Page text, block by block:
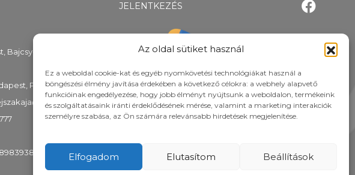
Az oldal sütiket használ
Ez a weboldal cookie-kat és egyéb nyomkövetési technológiákat használ a
böngészési élmény javítása érdekében a következő célokra: a webhely alapvető
funkcióinak engedélyezése, hogy jobb élményt nyújtsunk a weboldalon, termékeink
és szolgáltatásaink iránti érdeklődésének mérése, valamint a marketing interakciók
személyre szabása, az Ön számára relevánsabb hirdetések megjelenítése.
Elfogadom Elutasítom Beállítások
JELENTKEZÉS
Bajcsy-Zsilinszky út
Pf. 89